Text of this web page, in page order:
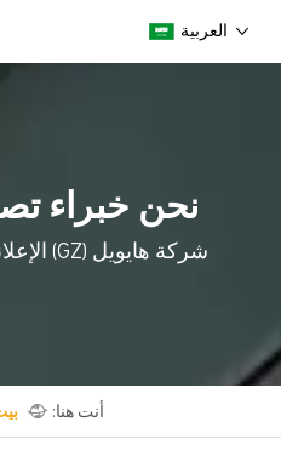
العربية
نحن خبراء
شركة هايويل (GZ) الإعلانية الصناعية المحدودة
أنت هنا: